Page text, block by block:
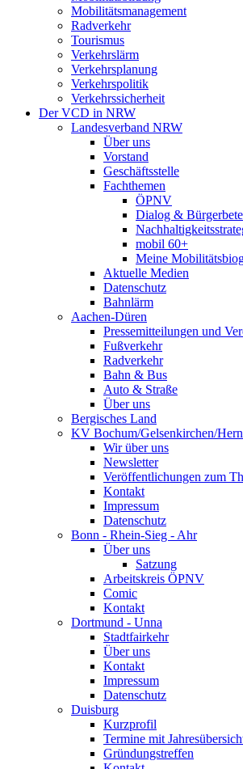
Mobilitätsmanagement
Radverkehr
Tourismus
Verkehrslärm
Verkehrsplanung
Verkehrspolitik
Verkehrssicherheit
Der VCD in NRW
Landesverband NRW
Über uns
Vorstand
Geschäftsstelle
Fachthemen
ÖPNV
Dialog &
mobil 60+
Meine
Aktuelle Medien
Datenschutz
Bahnlärm
Aachen-Düren
Pressemitteilungen und
Fußverkehr
Radverkehr
Bahn & Bus
Auto & Straße
Über uns
Bergisches Land
KV Bochum/Gelsenkirchen/
Wir über uns
Newsletter
Veröffentlichungen zum
Kontakt
Impressum
Datenschutz
Bonn - Rhein-Sieg - Ahr
Über uns
Satzung
Arbeitskreis ÖPNV
Comic
Kontakt
Dortmund - Unna
Stadtfairkehr
Über uns
Kontakt
Impressum
Datenschutz
Duisburg
Kurzprofil
Termine mit
Gründungstreffen